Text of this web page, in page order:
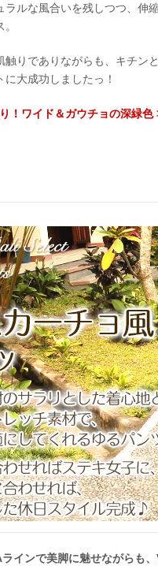
ラルな風合いを残しつつ、伸
触りでありながらも、キチン
大成功しましたっ！
！ワイド＆ガウチョの深緑色
インで美脚に魅せながらも